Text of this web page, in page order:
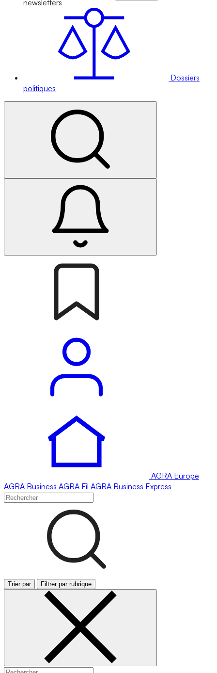
newsletters
Dossiers
politiques
AGRA Europe
AGRA Business AGRA Fil AGRA Business Express
Trier par Filtrer par rubrique